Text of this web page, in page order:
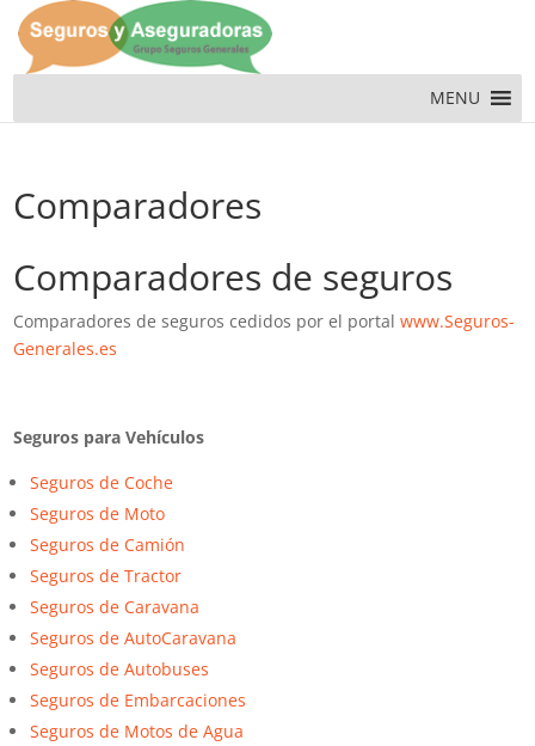
MENU
Comparadores
Comparadores de seguros
Comparadores de seguros cedidos por el portalwww.Seguros-
Generales.es
Seguros para Vehículos
Seguros de Coche
Seguros de Moto
Seguros de Camión
Seguros de Tractor
Seguros de Caravana
Seguros de AutoCaravana
Seguros de Autobuses
Seguros de Embarcaciones
Seguros de Motos de Agua